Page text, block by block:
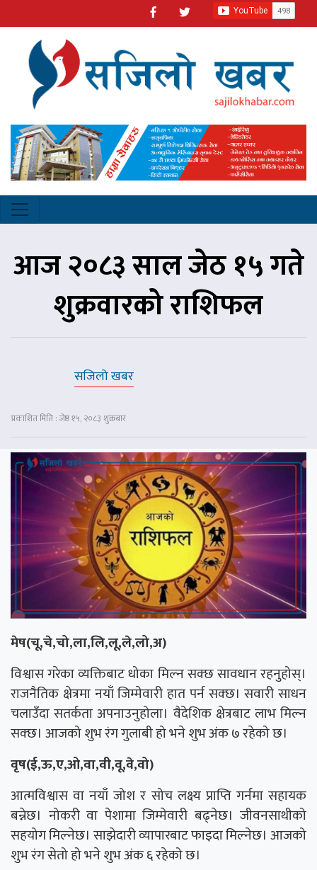
आज २०८३ साल जेठ १५ गते
शुक्रवारको राशिफल
सजिलो खबर
प्रकाशित मिति : जेष्ठ १५, २०८३ शुक्रबार
मेष(चू,चे,चो,ला,लि,लू,ले,लो,अ)
विश्वास गरेका व्यक्तिबाट धोका मिल्न सक्छ सावधान रहनुहोस्।
राजनैतिक क्षेत्रमा नयाँ जिम्मेवारी हात पर्न सक्छ। सवारी साधन
चलाउँदा सतर्कता अपनाउनुहोला। वैदेशिक क्षेत्रबाट लाभ मिल्न
सक्छ। आजको शुभ रंग गुलाबी हो भने शुभ अंक ७ रहेको छ।
वृष(ई,ऊ,ए,ओ,वा,वी,वू,वे,वो)
आत्मविश्वास वा नयाँ जोश र सोच लक्ष्य प्राप्ति गर्नमा सहायक
बन्नेछ। नोकरी वा पेशामा जिम्मेवारी बढ्नेछ। जीवनसाथीको
सहयोग मिल्नेछ। साझेदारी व्यापारबाट फाइदा मिल्नेछ। आजको
शुभ रंग सेतो हो भने शुभ अंक ६ रहेको छ।